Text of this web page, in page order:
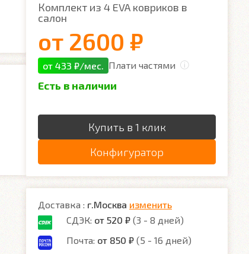
Комплект из 4 EVA ковриков в
салон
от 2600 ₽
от 433 ₽/мес. Плати частями
Есть в наличии
Купить в 1 клик
Конфигуратор
Доставка : г.Москва изменить
СДЭК: от 520 ₽ (3 - 8 дней)
Почта: от 850 ₽ (5 - 16 дней)